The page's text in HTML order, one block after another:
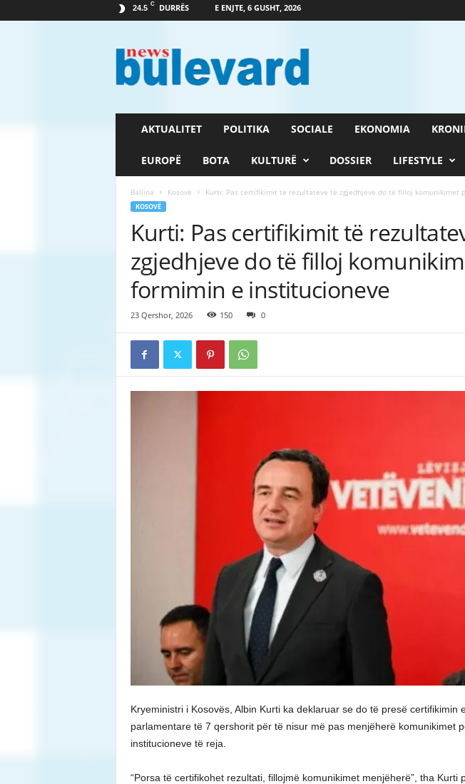
24.5 C DURRËS E ENJTE, 6 GUSHT, 2026
a
AKTUALITET POLITIKA SOCIALE EKONOMIA
EUROPË BOTA KULTURË DOSSIER LIFESTYLE
Ballina Kosovë Kurti: Pas certifikimit të rezultateve të zgjedhjeve do të filloj komunikimet
KOSOVË
Kurti: Pas certifikimit të
zgjedhjeve do të filloj
formimin e institucioneve
23 Qershor, 2026 150 0
Kryeministri i Kosovës, Albin Kurti ka deklaruar se do të presë certifikimin
parlamentare të 7 qershorit për të nisur më pas menjëherë komunikimet
institucioneve të reja.
“Porsa të certifikohet rezultati, fillojmë komunikimet menjëherë”, tha Kurti